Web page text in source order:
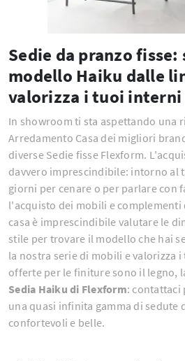
Sedie da pranzo
modello Haiku dalle
valorizza i tuoi interni
In showroom ti sta aspettando una
Arredamento Casa dei migliori
diverse Sedie fisse Flexform.
davvero imprescindibile: intorno al
giorni per cenare o per parlare con
l'acquisto dei mobili e
casa è imprescindibile valutare le
stile per trovare il modello che hai
la nostra serie di mobili e valorizza
offerte per le finiture sono il legno,
Sedia Haiku di Flexform: contattaci
una quasi infinita gamma di sedute
confortevoli e belle.